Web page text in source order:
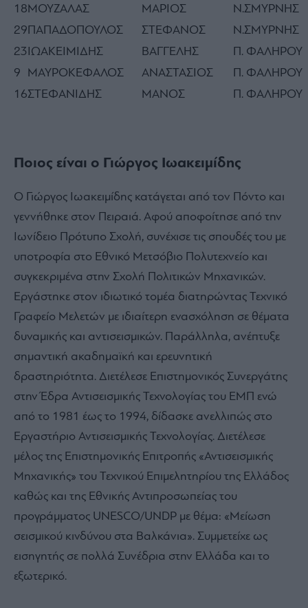
18ΜΟΥΖΑΛΑΣ ΜΑΡΙΟΣ
Ν.ΣΜΥΡΝΗΣ
29ΠΑΠΑΔΟΠΟΥΛΟΣ ΣΤΕΦΑΝΟΣ
Ν.ΣΜΥΡΝΗΣ
23ΙΩΑΚΕΙΜΙΔΗΣ ΒΑΓΓΕΛΗΣ
Π. ΦΑΛΗΡΟΥ
9
ΜΑΥΡΟΚΕΦΑΛΟΣ ΑΝΑΣΤΑΣΙΟΣ
Π. ΦΑΛΗΡΟΥ
16ΣΤΕΦΑΝΙΔΗΣ ΜΑΝΟΣ Π. ΦΑΛΗΡΟΥ
Ποιος είναι ο Γιώργος Ιωακειμίδης
Ο Γιώργος Ιωακειμίδης κατάγεται από τον Πόντο και
γεννήθηκε στον Πειραιά. Αφού αποφοίτησε από την
Ιωνίδειο Πρότυπο Σχολή, συνέχισε τις σπουδές του με
υποτροφία στο Εθνικό Μετσόβιο Πολυτεχνείο και
συγκεκριμένα στην Σχολή Πολιτικών Μηχανικών.
Εργάστηκε στον ιδιωτικό τομέα διατηρώντας Τεχνικό
Γραφείο Μελετών με ιδιαίτερη ενασχόληση σε θέματα
δυναμικής και αντισεισμικών. Παράλληλα, ανέπτυξε
σημαντική ακαδημαϊκή και ερευνητική
δραστηριότητα. Διετέλεσε Επιστημονικός Συνεργάτης
στην Έδρα Αντισεισμικής Τεχνολογίας του ΕΜΠ ενώ
από το 1981 έως το 1994, δίδασκε ανελλιπώς στο
Εργαστήριο Αντισεισμικής Τεχνολογίας. Διετέλεσε
μέλος της Επιστημονικής Επιτροπής «Αντισεισμικής
Μηχανικής» του Τεχνικού Επιμελητηρίου της Ελλάδος
καθώς και της Εθνικής Αντιπροσωπείας του
προγράμματος UNESCO/UNDP με θέμα: «Μείωση
σεισμικού κινδύνου στα Βαλκάνια». Συμμετείχε ως
εισηγητής σε πολλά Συνέδρια στην Ελλάδα και το
εξωτερικό.